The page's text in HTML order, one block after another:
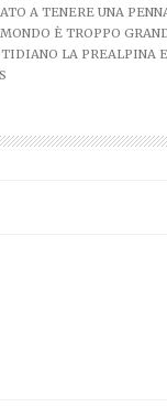
A TENERE UNA
È TROPPO
LA PREALPINA